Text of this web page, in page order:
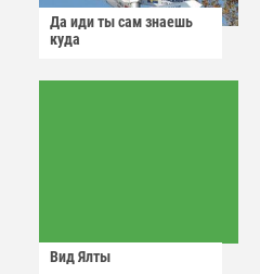
Да иди ты сам знаешь
куда
Вид Ялты